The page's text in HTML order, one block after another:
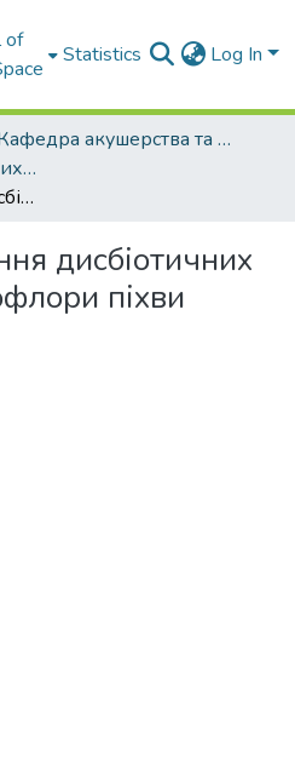
of
Statistics Log In
Кафедра акушерства та гінекології № 2
Наукові роботи молодих дослідників. Кафедра акушерства та гінекології № 2
Актуальні питання дисбіотичних порушень мікрофлори піхви
дисбіотичних
піхви